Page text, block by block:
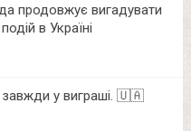
продовжує вигадувати
в Україні
у виграші. 🇺🇦